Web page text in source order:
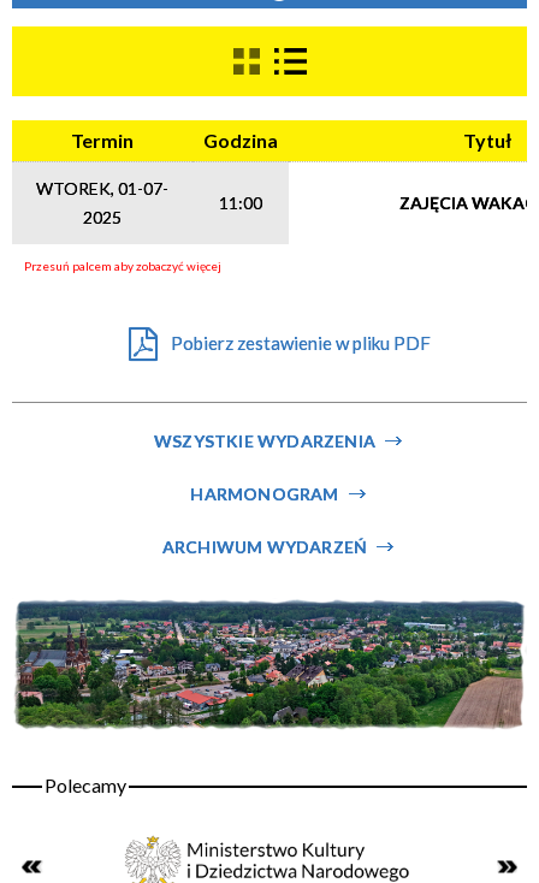
Trwające w zakresie
ten
filtr
Termin Godzina Tytuł
WTOREK, 01-07-
2025
11:00 ZAJĘCIA
Pobierz zestawienie w pliku PDF
WSZYSTKIE WYDARZENIA
HARMONOGRAM
ARCHIWUM WYDARZEŃ